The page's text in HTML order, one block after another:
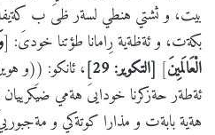
بيت، و ثشتي هنطي لسةر ظىَ ب
بكةت، و ئةظةية رِامانا طؤتنا خودىَ: [
الْعَالَمِينَ] [التكوير: 29]
، ئانكو: ((و
ئةطةر حةزكرنا خودايىَ هةمي
هةية بابةت و مذارا كوتةكي و